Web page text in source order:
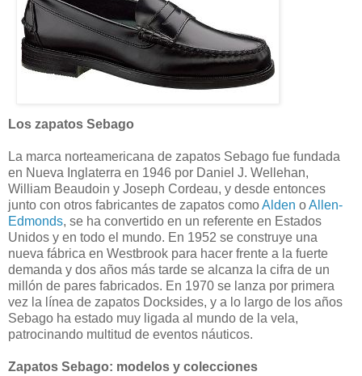
Los zapatos Sebago
La marca norteamericana de zapatos Sebago fue fundada
en Nueva Inglaterra en 1946 por Daniel J. Wellehan,
William Beaudoin y Joseph Cordeau, y desde entonces
junto con otros fabricantes de zapatos comoAlden oAllen-
Edmonds, se ha convertido en un referente en Estados
Unidos y en todo el mundo. En 1952 se construye una
nueva fábrica en Westbrook para hacer frente a la fuerte
demanda y dos años más tarde se alcanza la cifra de un
millón de pares fabricados. En 1970 se lanza por primera
vez la línea de zapatos Docksides, y a lo largo de los años
Sebago ha estado muy ligada al mundo de la vela,
patrocinando multitud de eventos náuticos.
Zapatos Sebago: modelos y colecciones